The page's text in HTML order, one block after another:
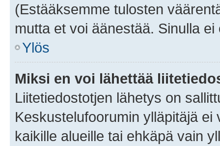
(Estääksemme tulosten
mutta et voi äänestää. Sinulla
Ylös
Miksi en voi lähettää
Liitetiedostotjen lähetys on
Keskustelufoorumin ylläpitäjä
kaikille alueille tai ehkäpä vain